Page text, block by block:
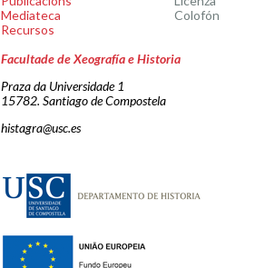
Mediateca
Recursos
Colofón
Facultade de Xeografía e Historia
Praza da Universidade 1
15782. Santiago de Compostela
histagra@usc.es